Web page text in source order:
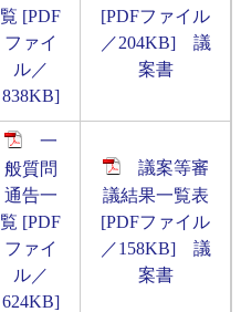
覧 [PDF
ファイ
ル／
838KB]
[PDFファイル
／204KB]
議
案書
一
般質問
通告一
覧 [PDF
ファイ
ル／
624KB]
議案等審
議結果一覧表
[PDFファイル
／158KB]
議
案書